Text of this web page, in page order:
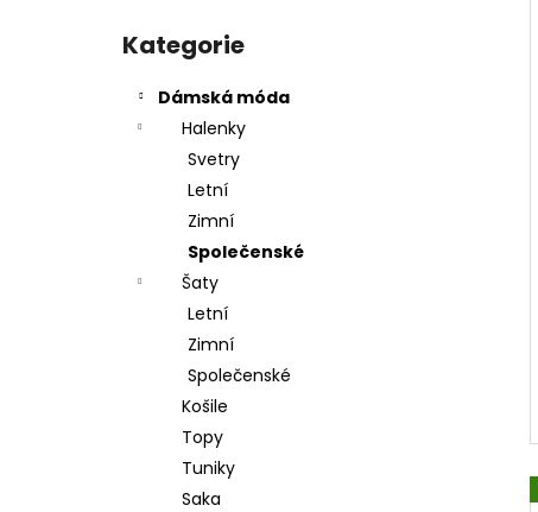
kategorie
Kategorie
Dámská móda
Halenky
Svetry
Letní
Zimní
Společenské
Šaty
Letní
Zimní
Společenské
Košile
Topy
Tuniky
Saka